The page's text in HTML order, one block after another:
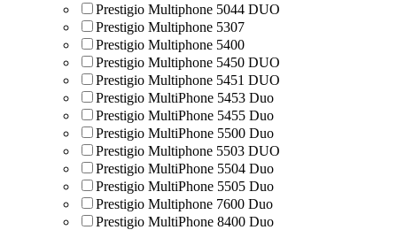
Prestigio Multiphone 5044 DUO
Prestigio Multiphone 5307
Prestigio Multiphone 5400
Prestigio Multiphone 5450 DUO
Prestigio Multiphone 5451 DUO
Prestigio MultiPhone 5453 Duo
Prestigio MultiPhone 5455 Duo
Prestigio MultiPhone 5500 Duo
Prestigio Multiphone 5503 DUO
Prestigio MultiPhone 5504 Duo
Prestigio MultiPhone 5505 Duo
Prestigio Multiphone 7600 Duo
Prestigio MultiPhone 8400 Duo